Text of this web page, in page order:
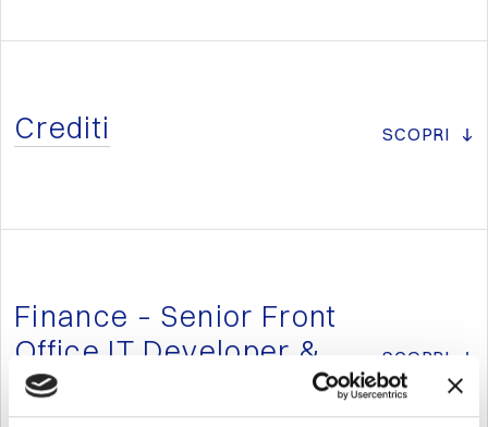
Crediti SCOPRI
Finance – Senior Front
Office IT Developer &
Quantitative Analyst
SCOPRI